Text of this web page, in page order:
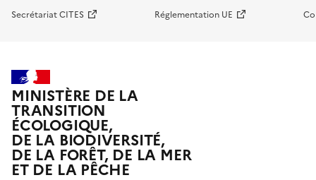
Secrétariat CITES Réglementation UE
MINISTÈRE DE LA
TRANSITION
ÉCOLOGIQUE,
DE LA BIODIVERSITÉ,
DE LA FORÊT, DE LA MER
ET DE LA PÊCHE